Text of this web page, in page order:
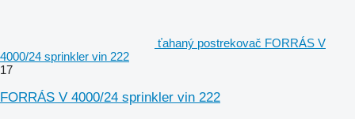
ťahaný postrekovač FORRÁS V
4000/24 sprinkler vin 222
17
FORRÁS V 4000/24 sprinkler vin 222